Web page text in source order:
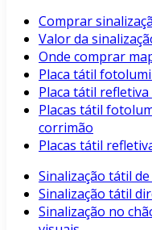
Comprar
Valor da
Onde comprar
Placa tátil
Placa tátil
Placas tátil
corrimão
Placas tátil
Sinalização tátil
Sinalização tátil
Sinalização no